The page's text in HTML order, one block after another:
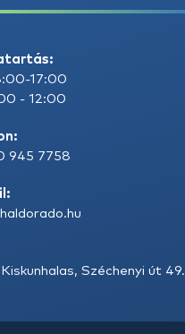
17:00
- 12:00
945 7758
Széchenyi út 49.